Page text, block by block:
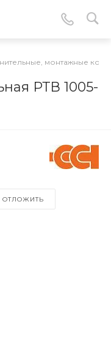
монтажные
РТВ 1005-
ОТЛОЖИТЬ